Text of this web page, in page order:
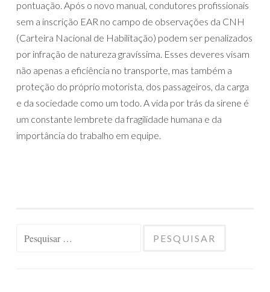
pontuação. Após o novo manual, condutores profissionais
sem a inscrição EAR no campo de observações da CNH
(Carteira Nacional de Habilitação) podem ser penalizados
por infração de natureza gravíssima. Esses deveres visam
não apenas a eficiência no transporte, mas também a
proteção do próprio motorista, dos passageiros, da carga
e da sociedade como um todo. A vida por trás da sirene é⁤
um constante lembrete da fragilidade humana ​e da
importância do‍ trabalho em equipe.